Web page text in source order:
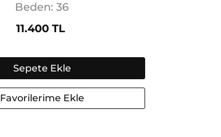
Yelek
Beden: 36
11.400 TL
Sepete Ekle
Favorilerime Ekle